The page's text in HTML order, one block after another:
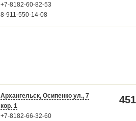
+7-8182-60-82-53
8-911-550-14-08
Архангельск, Осипенко ул., 7
кор. 1
+7-8182-66-32-60